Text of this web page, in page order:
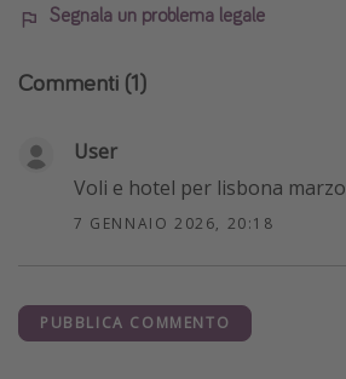
Segnala un problema legale
Commenti (1)
User
Voli e hotel per lisbona marzo
7 GENNAIO 2026, 20:18
PUBBLICA COMMENTO